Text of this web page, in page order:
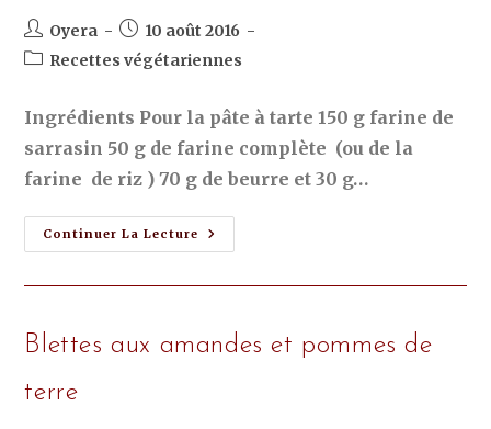
Oyera
10 août 2016
Recettes végétariennes
Ingrédients Pour la pâte à tarte 150 g farine de
sarrasin 50 g de farine complète (ou de la
farine de riz ) 70 g de beurre et 30 g…
Continuer La Lecture
Blettes aux amandes et pommes de
terre